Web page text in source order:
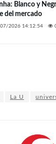
Blanco y
del mercado
2026 14:12:54
La U